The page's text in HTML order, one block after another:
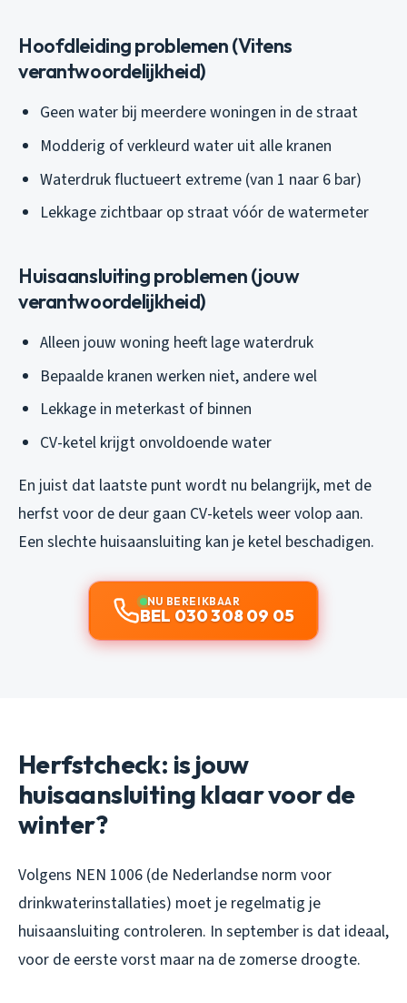
Hoofdleiding problemen (Vitens
verantwoordelijkheid)
Geen water bij meerdere woningen in de straat
Modderig of verkleurd water uit alle kranen
Waterdruk fluctueert extreme (van 1 naar 6 bar)
Lekkage zichtbaar op straat vóór de watermeter
Huisaansluiting problemen (jouw
verantwoordelijkheid)
Alleen jouw woning heeft lage waterdruk
Bepaalde kranen werken niet, andere wel
Lekkage in meterkast of binnen
CV-ketel krijgt onvoldoende water
En juist dat laatste punt wordt nu belangrijk, met de
herfst voor de deur gaan CV-ketels weer volop aan.
Een slechte huisaansluiting kan je ketel beschadigen.
NU BEREIKBAAR
BEL 030 308 09 05
Herfstcheck: is jouw
huisaansluiting klaar voor de
winter?
Volgens NEN 1006 (de Nederlandse norm voor
drinkwaterinstallaties) moet je regelmatig je
huisaansluiting controleren. In september is dat ideaal,
voor de eerste vorst maar na de zomerse droogte.